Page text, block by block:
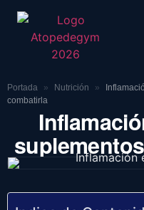
Portada » Nutrición »
combatirla